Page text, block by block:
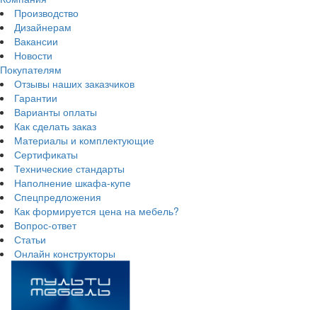
Производство
Дизайнерам
Вакансии
Новости
Покупателям
Отзывы наших заказчиков
Гарантии
Варианты оплаты
Как сделать заказ
Материалы и комплектующие
Сертификаты
Технические стандарты
Наполнение шкафа-купе
Спецпредложения
Как формируется цена на мебель?
Вопрос-ответ
Статьи
Онлайн конструкторы